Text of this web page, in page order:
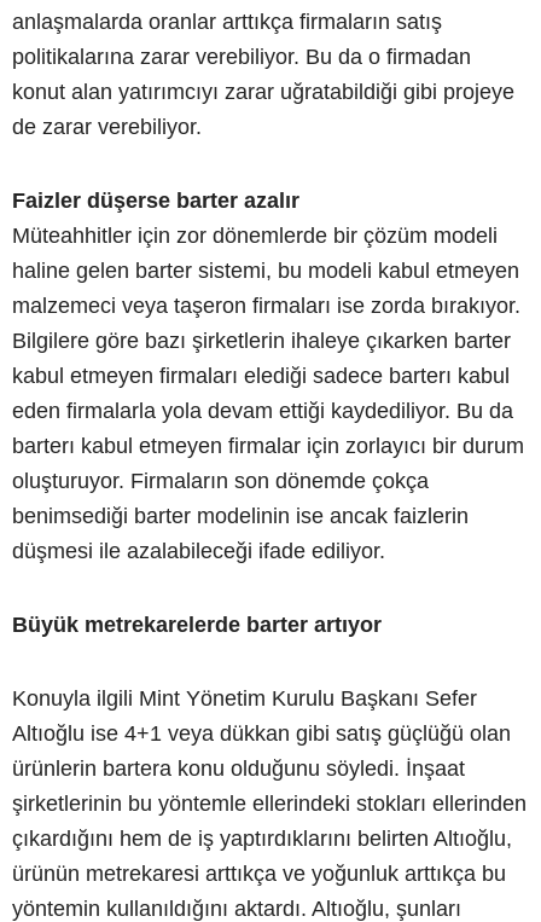
anlaşmalarda oranlar arttıkça firmaların satış
politikalarına zarar verebiliyor. Bu da o firmadan
konut alan yatırımcıyı zarar uğratabildiği gibi projeye
de zarar verebiliyor.
Faizler düşerse barter azalır
Müteahhitler için zor dönemlerde bir çözüm modeli
haline gelen barter sistemi, bu modeli kabul etmeyen
malzemeci veya taşeron firmaları ise zorda bırakıyor.
Bilgilere göre bazı şirketlerin ihaleye çıkarken barter
kabul etmeyen firmaları elediği sadece barterı kabul
eden firmalarla yola devam ettiği kaydediliyor. Bu da
barterı kabul etmeyen firmalar için zorlayıcı bir durum
oluşturuyor. Firmaların son dönemde çokça
benimsediği barter modelinin ise ancak faizlerin
düşmesi ile azalabileceği ifade ediliyor.
Büyük metrekarelerde barter artıyor
Konuyla ilgili Mint Yönetim Kurulu Başkanı Sefer
Altıoğlu ise 4+1 veya dükkan gibi satış güçlüğü olan
ürünlerin bartera konu olduğunu söyledi. İnşaat
şirketlerinin bu yöntemle ellerindeki stokları ellerinden
çıkardığını hem de iş yaptırdıklarını belirten Altıoğlu,
ürünün metrekaresi arttıkça ve yoğunluk arttıkça bu
yöntemin kullanıldığını aktardı. Altıoğlu, şunları